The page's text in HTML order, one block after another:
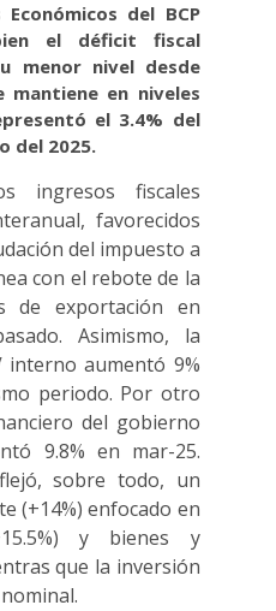
del BCP
el déficit fiscal
menor nivel desde
mantiene en niveles
el 3.4% del
del 2025.
ingresos fiscales
favorecidos
del impuesto a
con el rebote de la
de exportación en
Asimismo, la
interno aumentó 9%
periodo. Por otro
del gobierno
9.8% en mar-25.
sobre todo, un
(+14%) enfocado en
y bienes y
que la inversión